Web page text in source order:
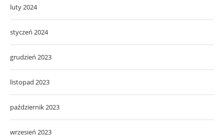
luty 2024
styczeń 2024
grudzień 2023
listopad 2023
październik 2023
wrzesień 2023